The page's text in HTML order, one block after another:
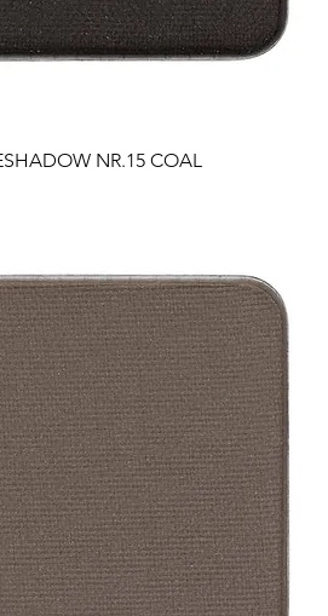
NR.15 COAL